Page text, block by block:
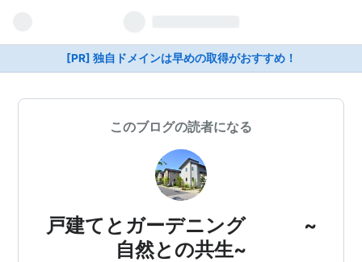
[PR] 独自ドメインは早めの取得がおすすめ！
このブログの読者になる
戸建てとガーデニング ~
自然との共生~